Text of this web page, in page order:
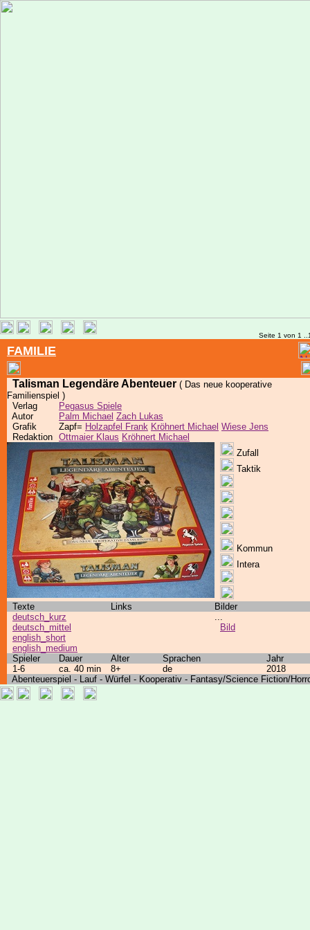
Seite 1 von 1
FAMILIE
Talisman Legendäre Abenteuer ( Das neue kooperative
Familienspiel )
Verlag
Pegasus Spiele
Autor
Palm Michael Zach Lukas
Grafik
Zapf= Holzapfel Frank Kröhnert Michael Wiese Jens
Redaktion Ottmaier Klaus Kröhnert Michael
Zufall
Taktik
Kommun
Intera
Texte Links
Bilder
deutsch_kurz
deutsch_mittel
english_short
english_medium
...
Bild
Spieler Dauer Alter Sprachen
Jahr
1-6
ca. 40 min 8+ de
2018
Abenteuerspiel - Lauf - Würfel - Kooperativ - Fantasy/Science Fiction/